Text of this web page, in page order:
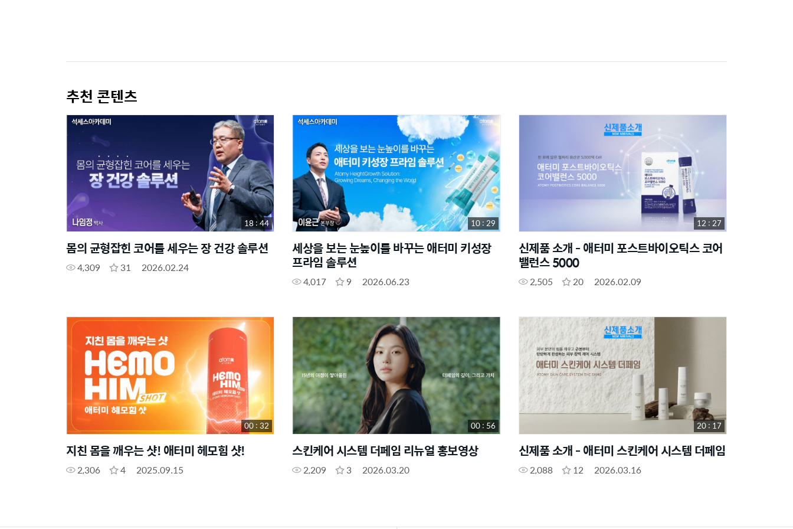
추천 콘텐츠
몸의 균형잡힌 코어를 세우는 장 건강 솔루션
4,309 31 2026.02.24
18 : 44
세상을 보는 눈높이를 바꾸는 애터미 키성장
프라임 솔루션
4,017 9 2026.06.23
10 : 29
신제품 소개 - 애터미 포스트바이오틱스 코어
밸런스 5000
2,505 20 2026.02.09
12 : 27
지친 몸을 깨우는 샷! 애터미 헤모힘 샷!
2,306 4 2025.09.15
00 : 32
스킨케어 시스템 더페임 리뉴얼 홍보영상
2,209 3 2026.03.20
00 : 56
신제품 소개 - 애터미 스킨케어 시스템 더페임
2,088 12 2026.03.16
20 : 17